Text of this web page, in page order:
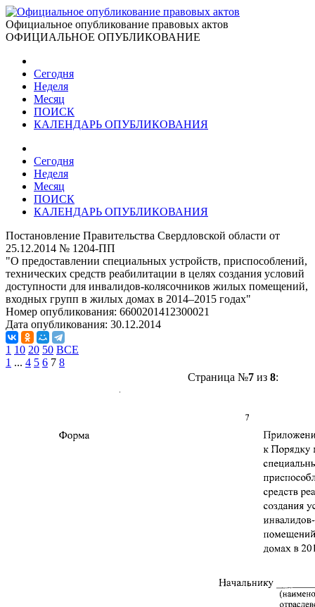
Официальное опубликование правовых актов
ОФИЦИАЛЬНОЕ ОПУБЛИКОВАНИЕ
Сегодня
Неделя
Месяц
ПОИСК
КАЛЕНДАРЬ ОПУБЛИКОВАНИЯ
Сегодня
Неделя
Месяц
ПОИСК
КАЛЕНДАРЬ ОПУБЛИКОВАНИЯ
Постановление Правительства Свердловской области от
25.12.2014 № 1204-ПП
"О предоставлении специальных устройств, приспособлений,
технических средств реабилитации в целях создания условий
доступности для инвалидов-колясочников жилых помещений,
входных групп в жилых домах в 2014–2015 годах"
Номер опубликования: 6600201412300021
Дата опубликования: 30.12.2014
1 10 20 50 ВСЕ
1 ... 4 5 6 7 8
Страница №7из 8: